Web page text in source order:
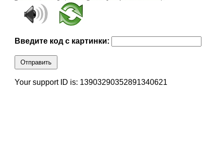
Введите код с картинки:
Отправить
Your support ID is: 13903290352891340621